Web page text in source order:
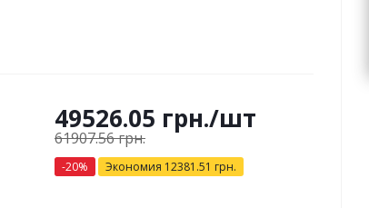
49526.05 грн./шт
61907.56грн.
-20% Экономия 12381.51 грн.